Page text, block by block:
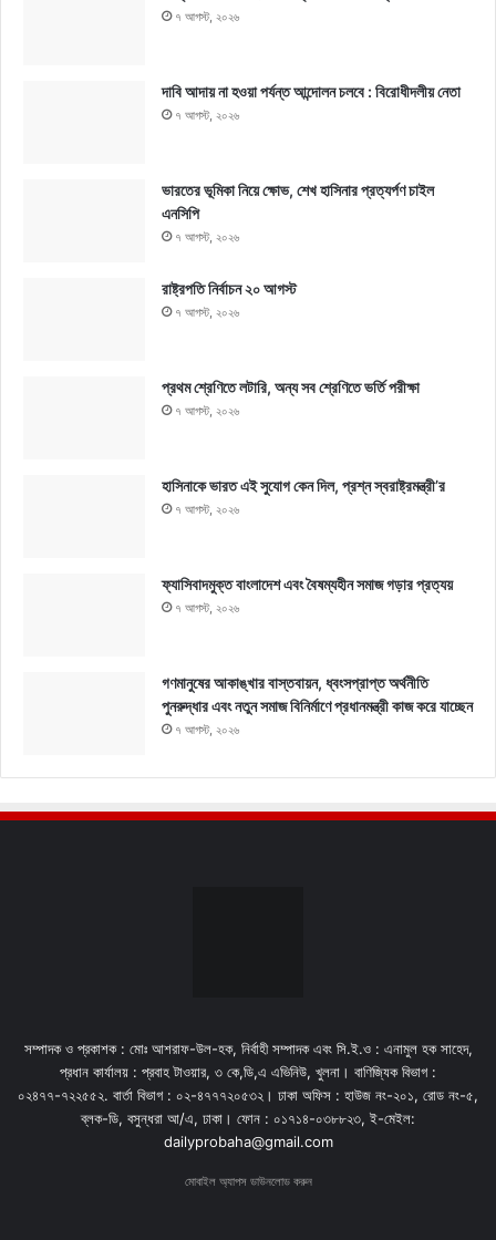
৭ আগস্ট, ২০২৬
দাবি আদায় না হওয়া পর্যন্ত আন্দোলন চলবে : বিরোধীদলীয় নেতা
৭ আগস্ট, ২০২৬
ভারতের ভূমিকা নিয়ে ক্ষোভ, শেখ হাসিনার প্রত্যর্পণ চাইল
এনসিপি
৭ আগস্ট, ২০২৬
রাষ্ট্রপতি নির্বাচন ২০ আগস্ট
৭ আগস্ট, ২০২৬
প্রথম শ্রেণিতে লটারি, অন্য সব শ্রেণিতে ভর্তি পরীক্ষা
৭ আগস্ট, ২০২৬
হাসিনাকে ভারত এই সুযোগ কেন দিল, প্রশ্ন স্বরাষ্ট্রমন্ত্রী’র
৭ আগস্ট, ২০২৬
ফ্যাসিবাদমুক্ত বাংলাদেশ এবং বৈষম্যহীন সমাজ গড়ার প্রত্যয়
৭ আগস্ট, ২০২৬
গণমানুষের আকাঙ্খার বাস্তবায়ন, ধ্বংসপ্রাপ্ত অর্থনীতি
পুনরুদ্ধার এবং নতুন সমাজ বিনির্মাণে প্রধানমন্ত্রী কাজ করে যাচ্ছেন
৭ আগস্ট, ২০২৬
সম্পাদক ও প্রকাশক : মোঃ আশরাফ-উল-হক, নির্বাহী সম্পাদক এবং সি.ই.ও : এনামুল হক সাহেদ,
প্রধান কার্যালয় : প্রবাহ টাওয়ার, ৩ কে,ডি,এ এভিনিউ, খুলনা। বাণিজ্যিক বিভাগ :
০২৪৭৭-৭২২৫৫২. বার্তা বিভাগ : ০২-৪৭৭৭২০৫৩২। ঢাকা অফিস : হাউজ নং-২০১, রোড নং-৫,
ব্লক-ডি, বসুন্ধরা আ/এ, ঢাকা। ফোন : ০১৭১৪-০৩৮৮২৩, ই-মেইল:
dailyprobaha@gmail.com
মোবাইল অ্যাপস ডাউনলোড করুন